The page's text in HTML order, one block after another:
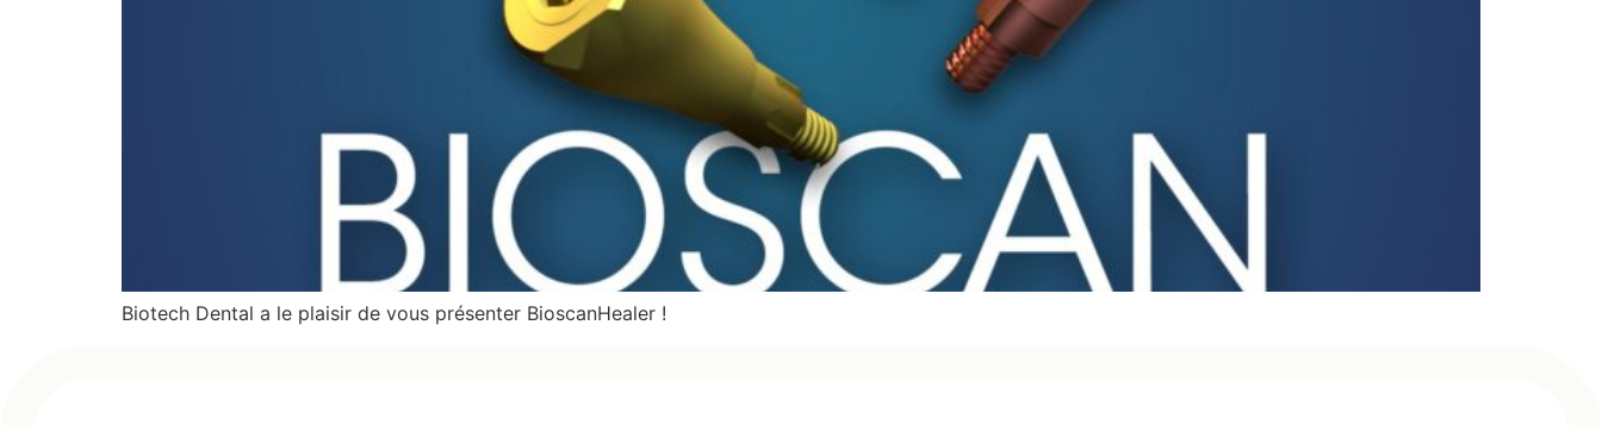
Biotech Dental a le plaisir de vous présenter BioscanHealer !